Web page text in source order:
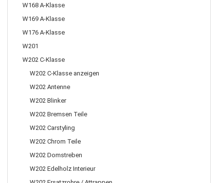
W168 A-Klasse
W169 A-Klasse
W176 A-Klasse
W201
W202 C-Klasse
W202 C-Klasse anzeigen
W202 Antenne
W202 Blinker
W202 Bremsen Teile
W202 Carstyling
W202 Chrom Teile
W202 Domstreben
W202 Edelholz Interieur